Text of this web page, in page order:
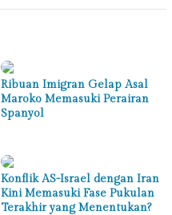
Ribuan Imigran Gelap Asal
Maroko Memasuki Perairan
Spanyol
Konflik AS-Israel dengan Iran
Kini Memasuki Fase Pukulan
Terakhir yang Menentukan?